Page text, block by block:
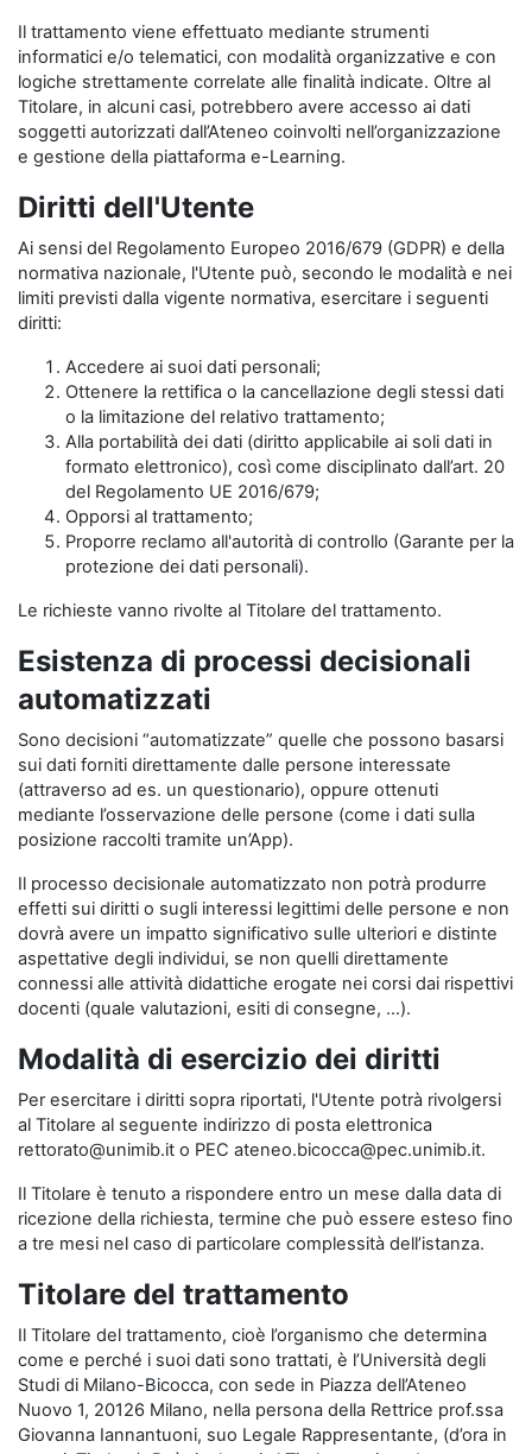
Il trattamento viene effettuato mediante strumenti
informatici e/o telematici, con modalità organizzative e con
logiche strettamente correlate alle finalità indicate. Oltre al
Titolare, in alcuni casi, potrebbero avere accesso ai dati
soggetti autorizzati dall’Ateneo coinvolti nell’organizzazione
e gestione della piattaforma e-Learning.
Diritti dell'Utente
Ai sensi del Regolamento Europeo 2016/679 (GDPR) e della
normativa nazionale, l'Utente può, secondo le modalità e nei
limiti previsti dalla vigente normativa, esercitare i seguenti
diritti:
Accedere ai suoi dati personali;
Ottenere la rettifica o la cancellazione degli stessi dati
o la limitazione del relativo trattamento;
Alla portabilità dei dati (diritto applicabile ai soli dati in
formato elettronico), così come disciplinato dall’art. 20
del Regolamento UE 2016/679;
Opporsi al trattamento;
Proporre reclamo all'autorità di controllo (Garante per la
protezione dei dati personali).
Le richieste vanno rivolte al Titolare del trattamento.
Esistenza di processi decisionali
automatizzati
Sono decisioni “automatizzate” quelle che possono basarsi
sui dati forniti direttamente dalle persone interessate
(attraverso ad es. un questionario), oppure ottenuti
mediante l’osservazione delle persone (come i dati sulla
posizione raccolti tramite un’App).
Il processo decisionale automatizzato non potrà produrre
effetti sui diritti o sugli interessi legittimi delle persone e non
dovrà avere un impatto significativo sulle ulteriori e distinte
aspettative degli individui, se non quelli direttamente
connessi alle attività didattiche erogate nei corsi dai rispettivi
docenti (quale valutazioni, esiti di consegne, …).
Modalità di esercizio dei diritti
Per esercitare i diritti sopra riportati, l'Utente potrà rivolgersi
al Titolare al seguente indirizzo di posta elettronica
rettorato@unimib.it o PEC ateneo.bicocca@pec.unimib.it.
Il Titolare è tenuto a rispondere entro un mese dalla data di
ricezione della richiesta, termine che può essere esteso fino
a tre mesi nel caso di particolare complessità dell’istanza.
Titolare del trattamento
Il Titolare del trattamento, cioè l’organismo che determina
come e perché i suoi dati sono trattati, è l’Università degli
Studi di Milano-Bicocca, con sede in Piazza dell’Ateneo
Nuovo 1, 20126 Milano, nella persona della Rettrice prof.ssa
Giovanna Iannantuoni, suo Legale Rappresentante, (d’ora in